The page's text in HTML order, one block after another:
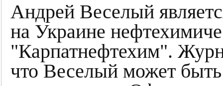
Андрей Веселый
на Украине
"Карпатнефтехим".
что Веселый может